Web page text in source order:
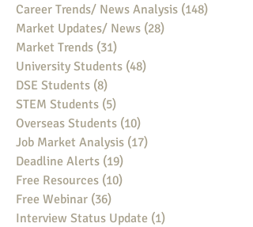
Career Trends/ News Analysis (148)
Market Updates/ News (28)
Market Trends (31)
University Students (48)
DSE Students (8)
STEM Students (5)
Overseas Students (10)
Job Market Analysis (17)
Deadline Alerts (19)
Free Resources (10)
Free Webinar (36)
Interview Status Update (1)